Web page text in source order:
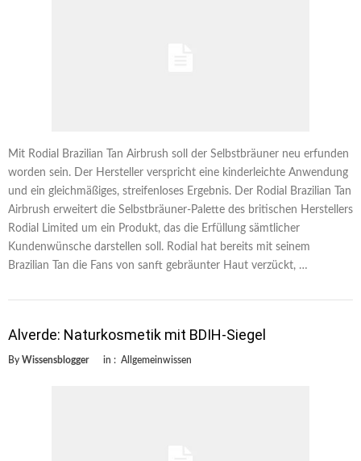
Mit Rodial Brazilian Tan Airbrush soll der Selbstbräuner neu erfunden
worden sein. Der Hersteller verspricht eine kinderleichte Anwendung
und ein gleichmäßiges, streifenloses Ergebnis. Der Rodial Brazilian Tan
Airbrush erweitert die Selbstbräuner-Palette des britischen Herstellers
Rodial Limited um ein Produkt, das die Erfüllung sämtlicher
Kundenwünsche darstellen soll. Rodial hat bereits mit seinem
Brazilian Tan die Fans von sanft gebräunter Haut verzückt, …
Alverde: Naturkosmetik mit BDIH-Siegel
By Wissensblogger in : Allgemeinwissen